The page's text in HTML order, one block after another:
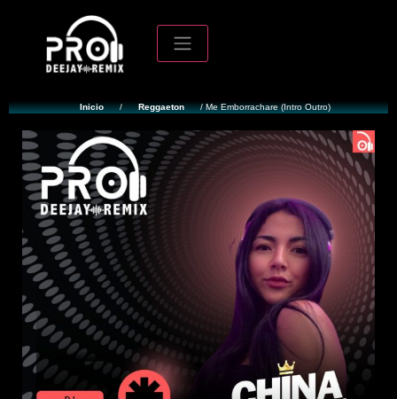
Inicio / Reggaeton / Me Emborrachare (Intro Outro)